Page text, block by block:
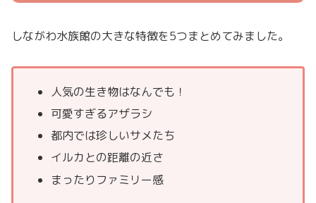
しながわ水族館の大きな特徴を5つまとめてみました。
人気の生き物はなんでも！
可愛すぎるアザラシ
都内では珍しいサメたち
イルカとの距離の近さ
まったりファミリー感